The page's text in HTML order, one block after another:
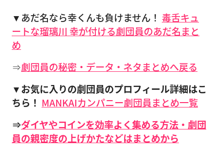
▼あだ名なら幸くんも負けません！ 毒舌キュ
ートな瑠璃川 幸が付ける劇団員のあだ名まと
め
⇒劇団員の秘密・データ・ネタまとめへ戻る
▼お気に入りの劇団員のプロフィール詳細はこ
ちら！ MANKAIカンパニー劇団員まとめ一覧
⇒ダイヤやコインを効率よく集める方法・劇団
員の親密度の上げかたなどはまとめから